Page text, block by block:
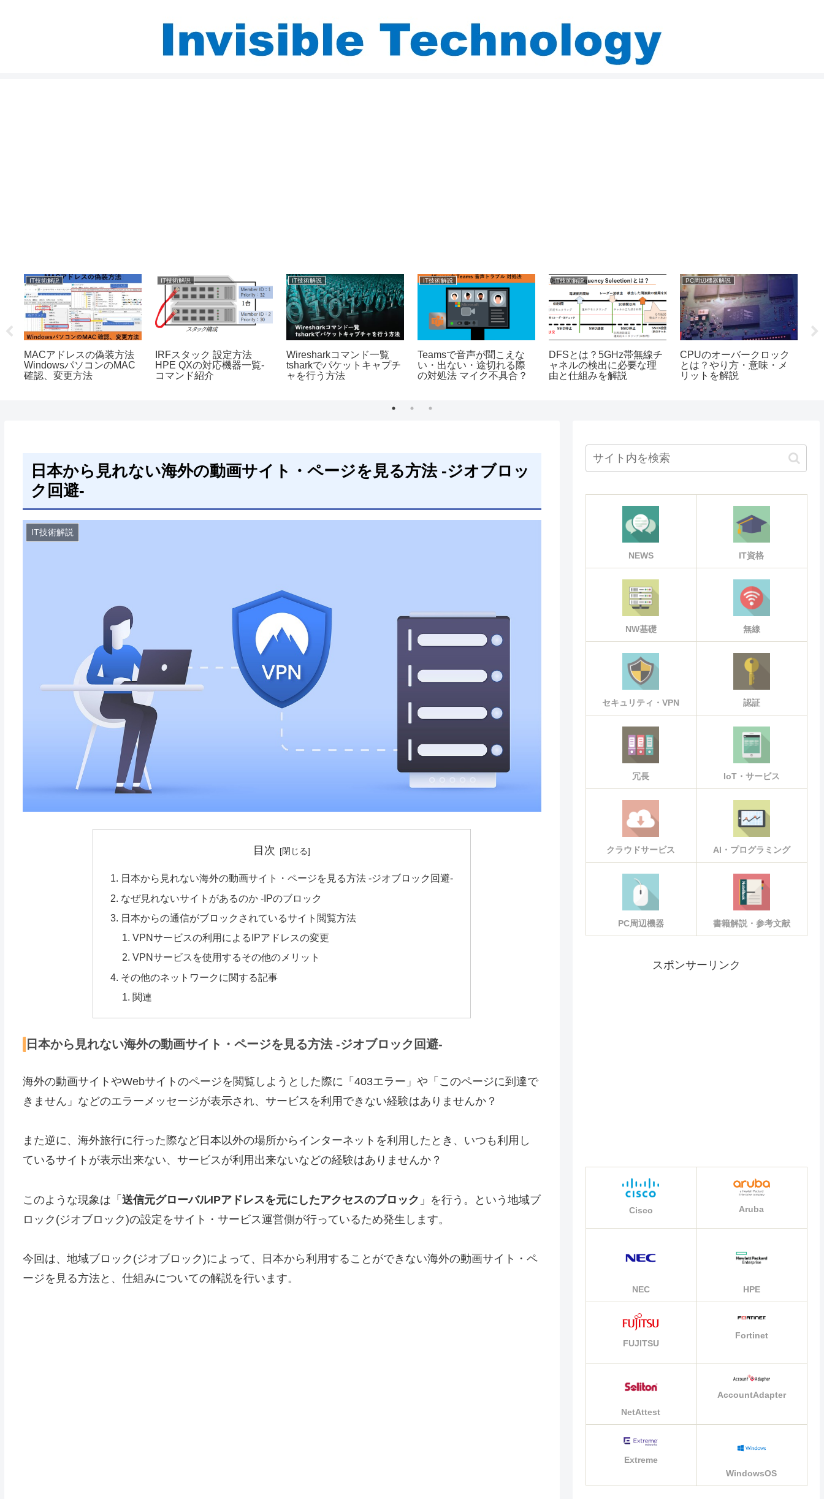
IT技術解説
MACアドレスの偽装方法
WindowsパソコンのMAC
確認、変更方法
IT技術解説
IRFスタック 設定方法
HPE QXの対応機器一覧-
コマンド紹介
IT技術解説
Wiresharkコマンド一覧
tsharkでパケットキャプチ
ャを行う方法
IT技術解説
Teamsで音声が聞こえな
い・出ない・途切れる際
の対処法 マイク不具合？
IT技術解説
DFSとは？5GHz帯無線チ
ャネルの検出に必要な理
由と仕組みを解説
PC周辺機器解説
CPUのオーバークロック
とは？やり方・意味・メ
リットを解説
日本から見れない海外の動画サイト・ページを見る方法 -ジオブロッ
ク回避-
IT技術解説
目次
日本から見れない海外の動画サイト・ページを見る方法 -ジオブロック回避-
なぜ見れないサイトがあるのか -IPのブロック
日本からの通信がブロックされているサイト閲覧方法
VPNサービスの利用によるIPアドレスの変更
VPNサービスを使用するその他のメリット
その他のネットワークに関する記事
関連
日本から見れない海外の動画サイト・ページを見る方法 -ジオブロック回避-
海外の動画サイトやWebサイトのページを閲覧しようとした際に「403エラー」や「このページに到達で
きません」などのエラーメッセージが表示され、サービスを利用できない経験はありませんか？
また逆に、海外旅行に行った際など日本以外の場所からインターネットを利用したとき、いつも利用し
ているサイトが表示出来ない、サービスが利用出来ないなどの経験はありませんか？
このような現象は「 送信元グローバルIPアドレスを元にしたアクセスのブロック 」を行う。という地域ブ
ロック(ジオブロック)の設定をサイト・サービス運営側が行っているため発生します。
今回は、地域ブロック(ジオブロック)によって、日本から利用することができない海外の動画サイト・ペ
ージを見る方法と、仕組みについての解説を行います。
NEWS IT資格
NW基礎 無線
セキュリティ・VPN 認証
冗長 IoT・サービス
クラウドサービス AI・プログラミング
PC周辺機器 書籍解説・参考文献
スポンサーリンク
Cisco Aruba
NEC HPE
FUJITSU
Fortinet
NetAttest
AccountAdapter
Extreme
WindowsOS